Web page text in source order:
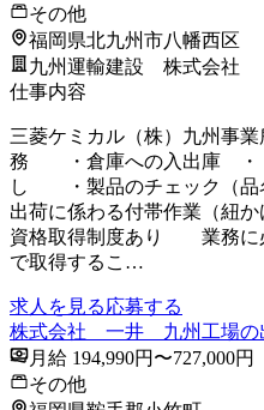
その他
福岡県北九州市八幡西区
九州運輸建設 株式会社
仕事内容
三菱ケミカル（株）九州事
務 ・倉庫への入出庫 ・ト
し ・製品のチェック（
出荷に係わる付帯作業（
資格取得制度あり 業務に
で取得するこ…
求人を見る応募する
株式会社 一井 九州工場の
月給 194,990円〜727,000円
その他